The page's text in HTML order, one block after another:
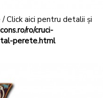
Click aici pentru detalii și
ro/cruci-
perete.html